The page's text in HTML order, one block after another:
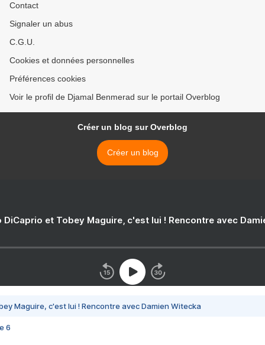
Contact
Signaler un abus
C.G.U.
Cookies et données personnelles
Préférences cookies
Voir le profil de Djamal Benmerad sur le portail Overblog
Créer un blog sur Overblog
Créer un blog
DiCaprio et Tobey Maguire, c'est lui ! Rencontre avec
Maguire, c'est lui ! Rencontre avec Damien Witecka
6